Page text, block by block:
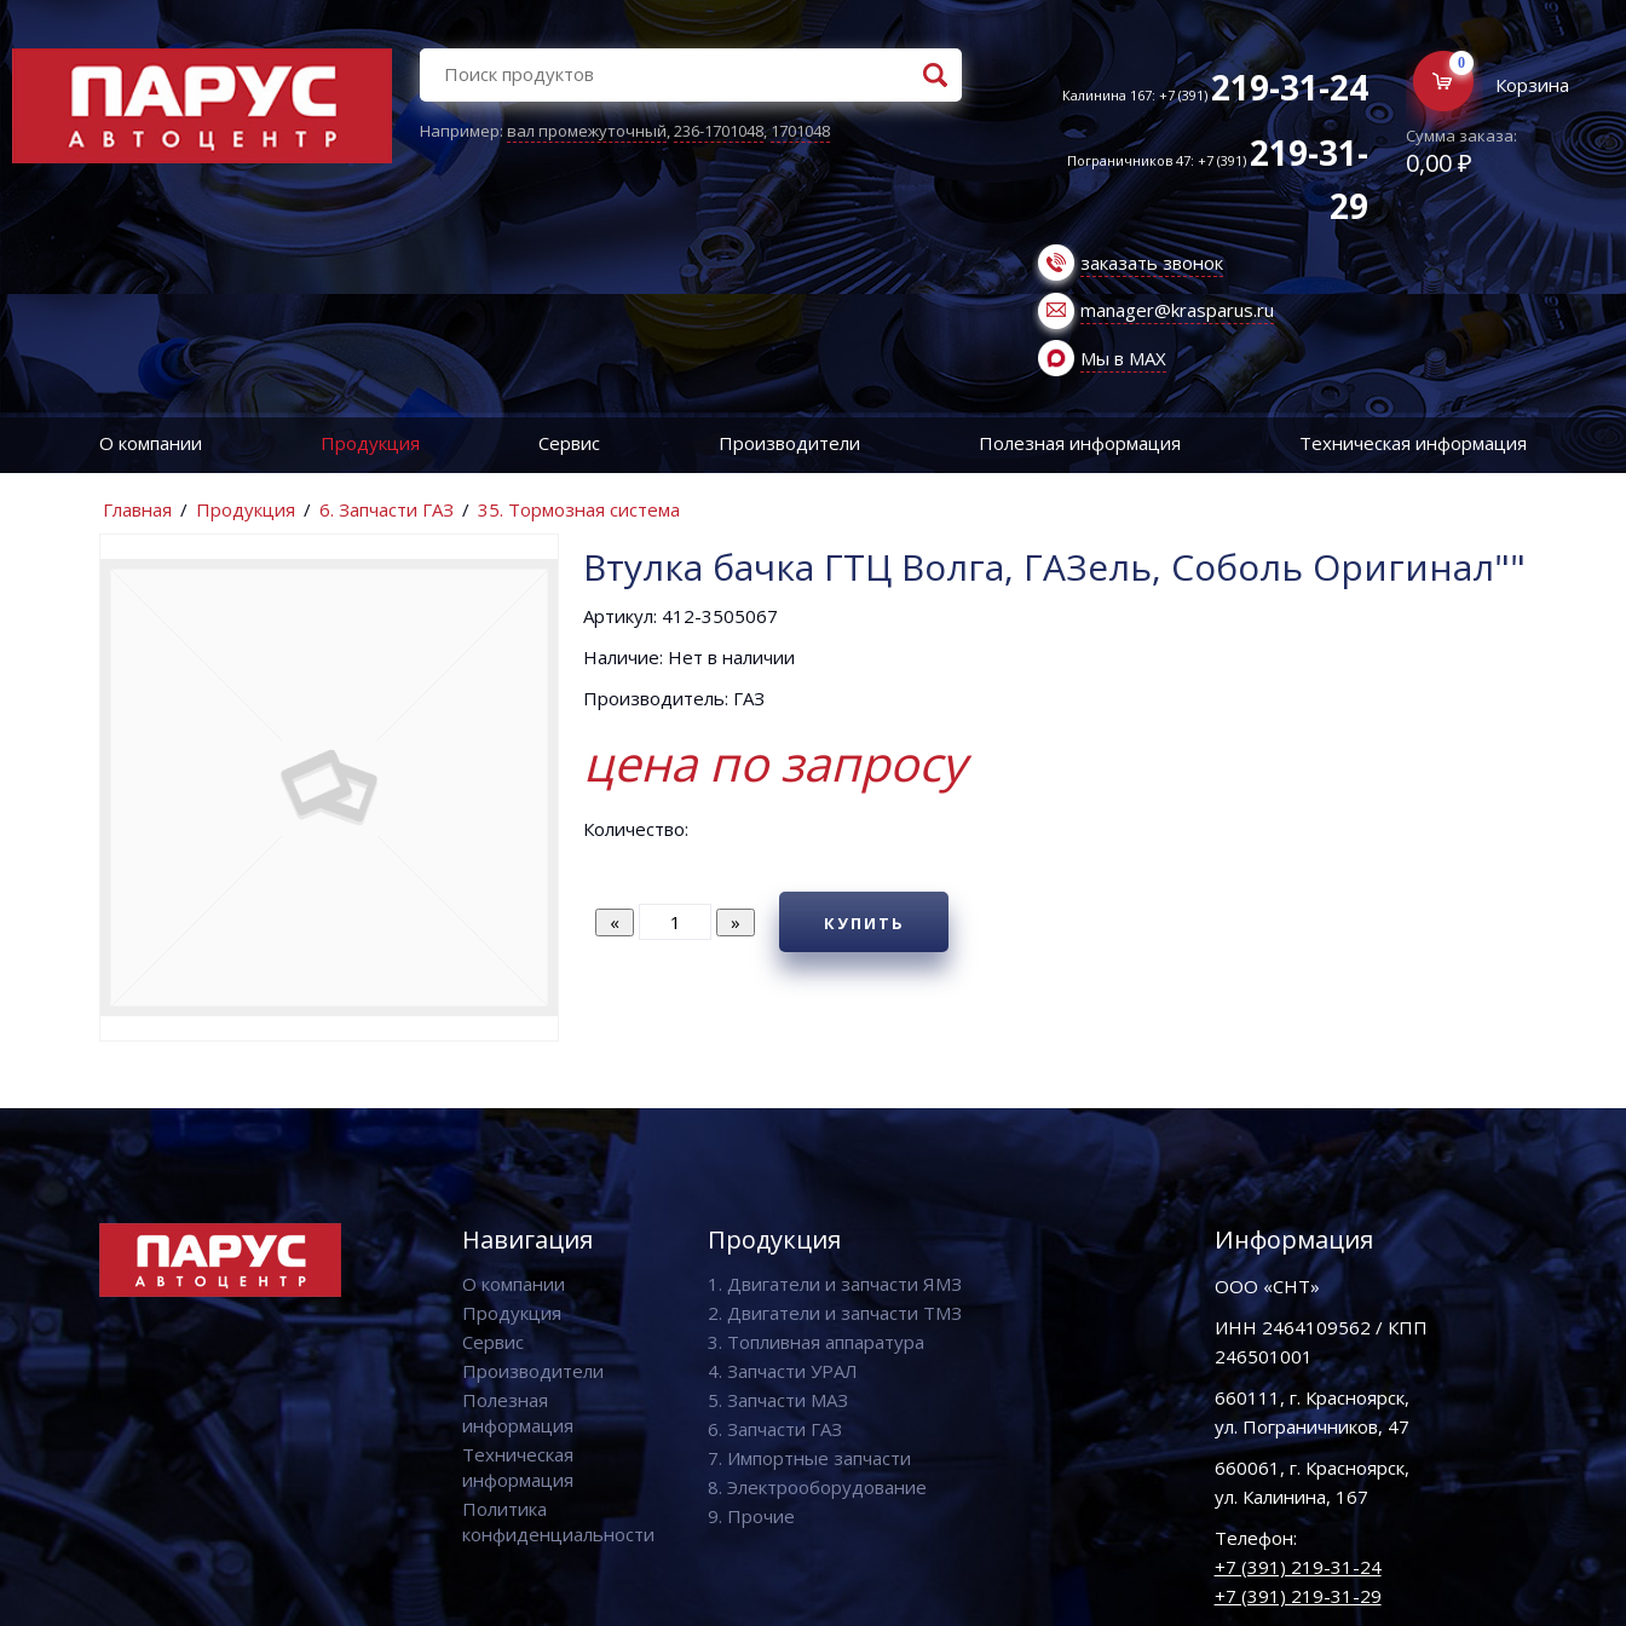
Например:вал промежуточный,236-1701048,1701048
Калинина 167: +7 (391)219-31-24
Пограничников 47: +7 (391)219-31-
29
заказать звонок
manager@krasparus.ru
Мы в MAX
0
Корзина
Сумма заказа:
0,00 ₽
О компании Продукция Сервис Производители Полезная информация Техническая информация
Главная / Продукция / 6. Запчасти ГАЗ / 35. Тормозная система
Втулка бачка ГТЦ Волга, ГАЗель, Соболь Оригинал""
Артикул: 412-3505067
Наличие: Нет в наличии
Производитель: ГАЗ
цена по запросу
Количество:
КУПИТЬ
Навигация
О компании
Продукция
Сервис
Производители
Полезная
информация
Техническая
информация
Политика
конфиденциальности
Продукция
1. Двигатели и запчасти ЯМЗ
2. Двигатели и запчасти ТМЗ
3. Топливная аппаратура
4. Запчасти УРАЛ
5. Запчасти МАЗ
6. Запчасти ГАЗ
7. Импортные запчасти
8. Электрооборудование
9. Прочие
Информация
ООО «СНТ»
ИНН 2464109562 / КПП
246501001
660111, г. Красноярск,
ул. Пограничников, 47
660061, г. Красноярск,
ул. Калинина, 167
Телефон:
+7 (391) 219-31-24
+7 (391) 219-31-29